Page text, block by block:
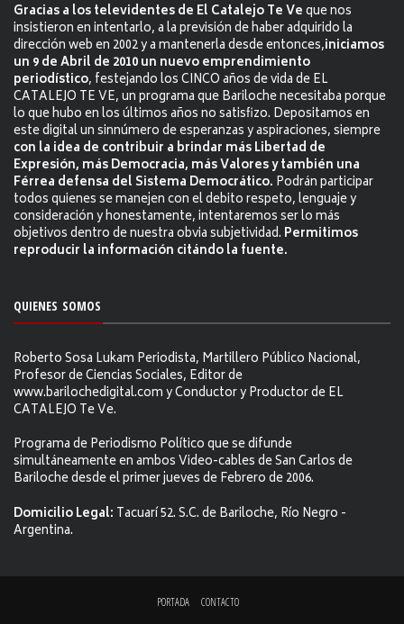
Gracias a los televidentes de El Catalejo Te Veque nos
insistieron en intentarlo, a la previsión de haber adquirido la
dirección web en 2002 y a mantenerla desde entonces,iniciamos
un 9 de Abril de 2010 un nuevo emprendimiento
periodístico, festejando los CINCO años de vida de EL
CATALEJO TE VE, un programa que Bariloche necesitaba porque
lo que hubo en los últimos años no satisfizo. Depositamos en
este digital un sinnúmero de esperanzas y aspiraciones, siempre
con la idea de contribuir a brindar más Libertad de
Expresión, más Democracia, más Valores y también una
Férrea defensa del Sistema Democrático. Podrán participar
todos quienes se manejen con el debito respeto, lenguaje y
consideración y honestamente, intentaremos ser lo más
objetivos dentro de nuestra obvia subjetividad. Permitimos
reproducir la información citándo la fuente.
QUIENES SOMOS
Roberto Sosa Lukam Periodista, Martillero Público Nacional,
Profesor de Ciencias Sociales, Editor de
www.barilochedigital.com y Conductor y Productor de EL
CATALEJO Te Ve.
Programa de Periodismo Político que se difunde
simultáneamente en ambos Video-cables de San Carlos de
Bariloche desde el primer jueves de Febrero de 2006.
Domicilio Legal: Tacuarí 52. S.C. de Bariloche, Río Negro -
Argentina.
PORTADA CONTACTO